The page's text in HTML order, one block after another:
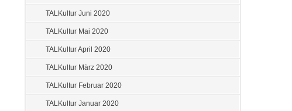
TALKultur Juni 2020
TALKultur Mai 2020
TALKultur April 2020
TALKultur März 2020
TALKultur Februar 2020
TALKultur Januar 2020